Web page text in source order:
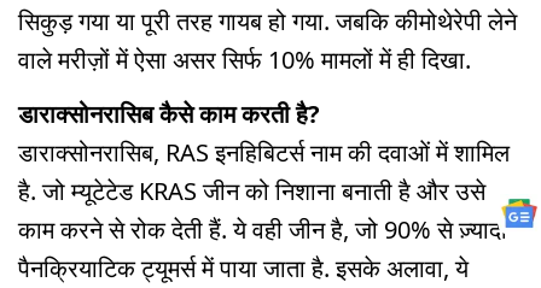
सिकुड़ गया या पूरी तरह गायब हो गया. जबकि कीमोथेरेपी लेने
वाले मरीज़ों में ऐसा असर सिर्फ 10% मामलों में ही दिखा.
डाराक्सोनरासिब कैसे काम करती है?
डाराक्सोनरासिब, RAS इनहिबिटर्स नाम की दवाओं में शामिल
है. जो म्यूटेटेड KRAS जीन को निशाना बनाती है और उसे
काम करने से रोक देती हैं. ये वही जीन है, जो 90% से ज़्यादा
पैनक्रियाटिक ट्यूमर्स में पाया जाता है. इसके अलावा, ये